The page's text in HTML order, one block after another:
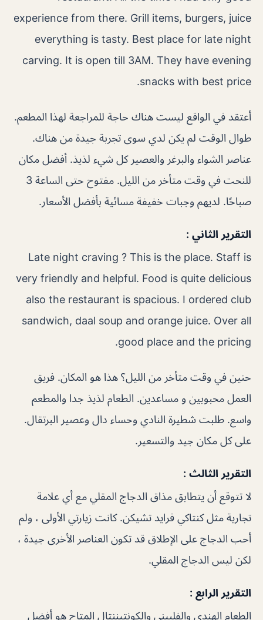
experience from there. Grill items, burgers, juice
everything is tasty. Best place for late night
carving. It is open till 3AM. They have evening
snacks with best price.
أعتقد في الواقع ليست هناك حاجة للمراجعة لهذا المطعم.
طوال الوقت لم يكن لدي سوى تجربة جيدة من هناك.
عناصر الشواء والبرغر والعصير كل شيء لذيذ. أفضل مكان
للنحت في وقت متأخر من الليل. مفتوح حتى الساعة 3
صباحًا. لديهم وجبات خفيفة مسائية بأفضل الأسعار.
التقرير الثاني :
Late night craving ? This is the place. Staff is
very friendly and helpful. Food is quite delicious
also the restaurant is spacious. I ordered club
sandwich, daal soup and orange juice. Over all
good place and the pricing.
حنين في وقت متأخر من الليل؟ هذا هو المكان. فريق
العمل محبوبين و مساعدين. الطعام لذيذ جدا والمطعم
واسع. طلبت شطيرة النادي وحساء دال وعصير البرتقال.
على كل مكان جيد والتسعير.
التقرير الثالث :
لا تتوقع أن يتطابق مذاق الدجاج المقلي مع أي علامة
تجارية مثل كنتاكي فرايد تشيكن. كانت زيارتي الأولى ، ولم
أحب الدجاج على الإطلاق قد تكون العناصر الأخرى جيدة ،
لكن ليس الدجاج المقلي.
التقرير الرابع :
الطعام الهندي والفلبيني والكونتيننتال المتاح هو أفضل